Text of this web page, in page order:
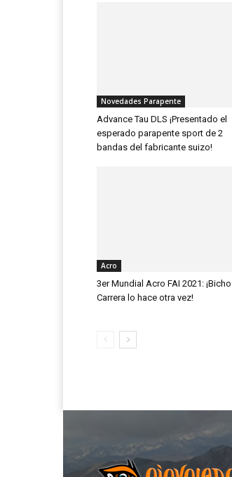
Novedades Parapente
Advance Tau DLS ¡Presentado el
esperado parapente sport de 2
bandas del fabricante suizo!
Acro
3er Mundial Acro FAI 2021: ¡Bicho
Carrera lo hace otra vez!